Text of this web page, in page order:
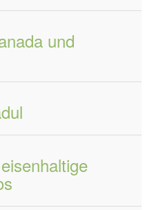
und